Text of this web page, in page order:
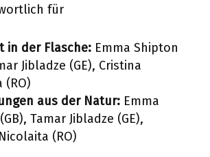
für
in der Flasche: Emma Shipton
Jibladze (GE), Cristina
(RO)
aus der Natur: Emma
Tamar Jibladze (GE),
(RO)